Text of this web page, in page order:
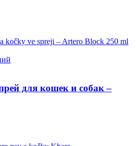
для кошек и собак –